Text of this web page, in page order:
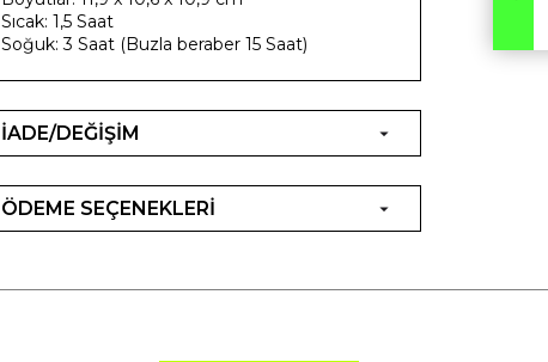
Sıcak: 1,5 Saat
Soğuk: 3 Saat (Buzla beraber 15 Saat)
İADE/DEĞİŞİM
ÖDEME SEÇENEKLERİ